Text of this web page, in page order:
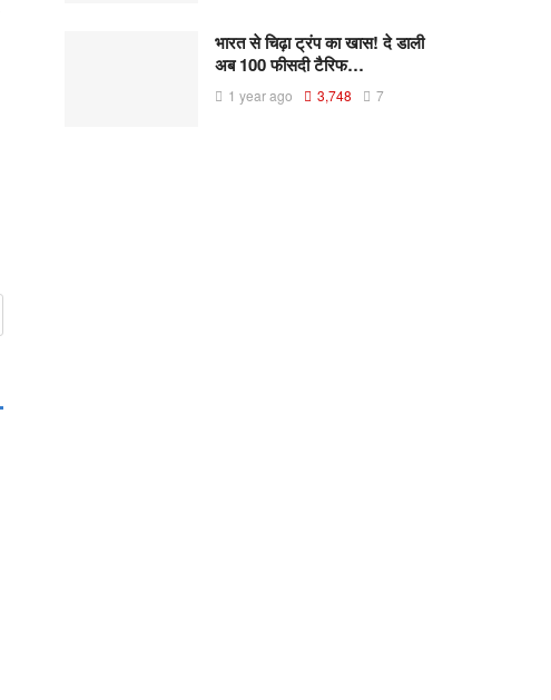
भारत से चिढ़ा ट्रंप का खास! दे डाली
अब 100 फीसदी टैरिफ…
1 year ago 3,748 7